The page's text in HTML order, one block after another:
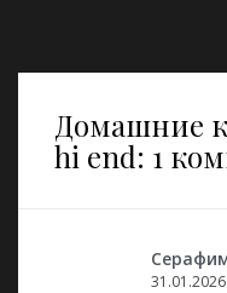
Домашние
hi end: 1